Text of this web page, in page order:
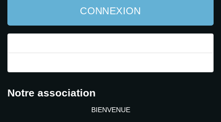
CONNEXION
Notre association
BIENVENUE